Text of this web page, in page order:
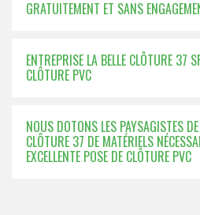
GRATUITEMENT ET SANS
ENTREPRISE LA BELLE CLÔTURE 37
CLÔTURE PVC
NOUS DOTONS LES PAYSAGISTES
CLÔTURE 37 DE MATÉRIELS
EXCELLENTE POSE DE CLÔTURE PVC